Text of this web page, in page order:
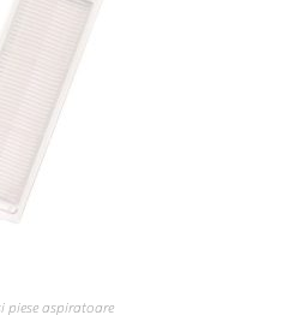
piese aspiratoare